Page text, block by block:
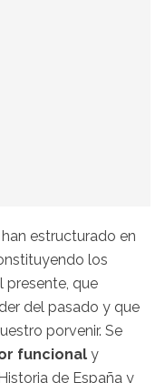
estructurado en
los
presente, que
del pasado y que
porvenir. Se
funcional y
de España y